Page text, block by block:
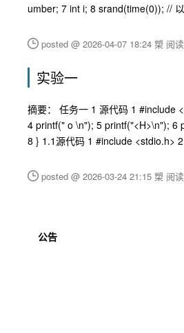
umber; 7 int i; 8 srand(time(0)); // 以
posted @ 2026-04-07 18:24 槊 阅
实验一
摘要： 任务一 1 源代码 1 #include
4 printf(" o \n"); 5 printf("<H>\n"); 6
8 } 1.1源代码 1 #include <stdio.h> 2
posted @ 2026-03-24 21:15 槊 阅
公告